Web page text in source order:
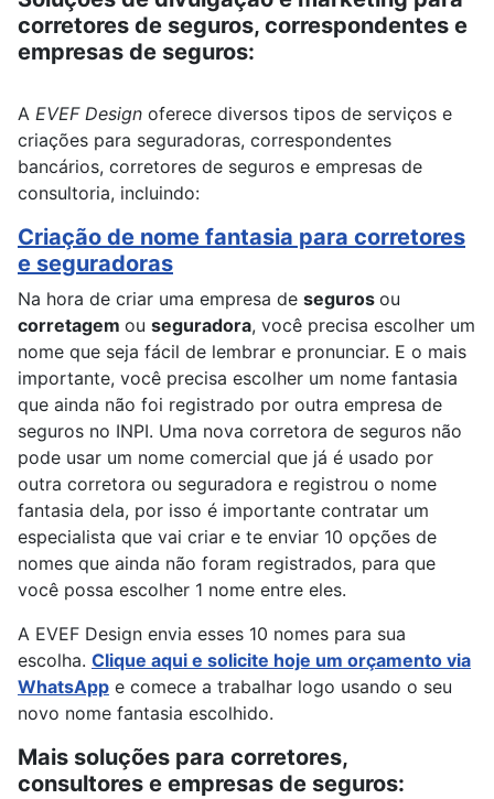
corretores de seguros, correspondentes e
empresas de seguros:
A EVEF Design oferece diversos tipos de serviços e
criações para seguradoras, correspondentes
bancários, corretores de seguros e empresas de
consultoria, incluindo:
Criação de nome fantasia para corretores
e seguradoras
Na hora de criar uma empresa de seguros ou
corretagem ou seguradora, você precisa escolher um
nome que seja fácil de lembrar e pronunciar. E o mais
importante, você precisa escolher um nome fantasia
que ainda não foi registrado por outra empresa de
seguros no INPI. Uma nova corretora de seguros não
pode usar um nome comercial que já é usado por
outra corretora ou seguradora e registrou o nome
fantasia dela, por isso é importante contratar um
especialista que vai criar e te enviar 10 opções de
nomes que ainda não foram registrados, para que
você possa escolher 1 nome entre eles.
A EVEF Design envia esses 10 nomes para sua
escolha. Clique aqui e solicite hoje um orçamento via
WhatsApp e comece a trabalhar logo usando o seu
novo nome fantasia escolhido.
Mais soluções para corretores,
consultores e empresas de seguros: